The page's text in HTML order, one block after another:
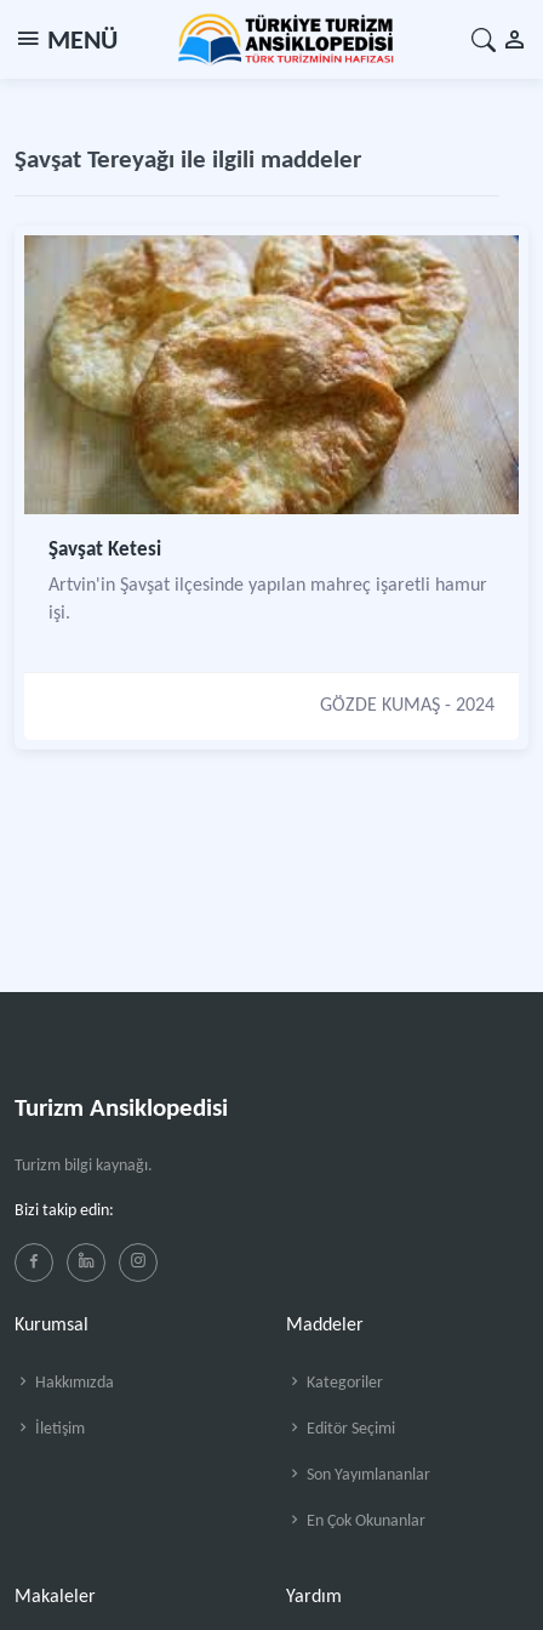
MENÜ
Şavşat Tereyağı ile ilgili maddeler
Şavşat Ketesi
Artvin'in Şavşat ilçesinde yapılan mahreç işaretli hamur
işi.
GÖZDE KUMAŞ - 2024
Turizm Ansiklopedisi
Turizm bilgi kaynağı.
Bizi takip edin:
Kurumsal
Hakkımızda
İletişim
Maddeler
Kategoriler
Editör Seçimi
Son Yayımlananlar
En Çok Okunanlar
Makaleler Yardım